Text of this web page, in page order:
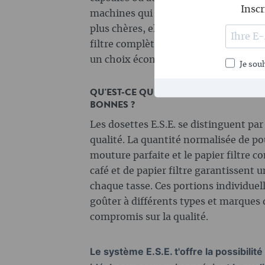
Je
machines qui utilisent les dosettes
plus chères, elles t'évitent d'acheter
filtre complète, un moulin et d'autres
un choix économique pour un café de
QU'EST-CE QUI REND LES DOSETTES
BONNES ?
Les dosettes E.S.E. se distinguent
qualité. La quantité normalisée de
mouture parfaite et le papier filtre
café et de papier filtre garantissent
chaque tasse. Ces portions
goûter à différents types et marques
compromis sur la qualité.
Le système E.S.E. t'offre la